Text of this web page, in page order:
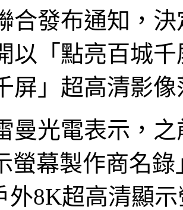
合發布通知，決
以「點亮百城
屏」超高清影
曼光電表示，
螢幕製作商名
外8K超高清顯